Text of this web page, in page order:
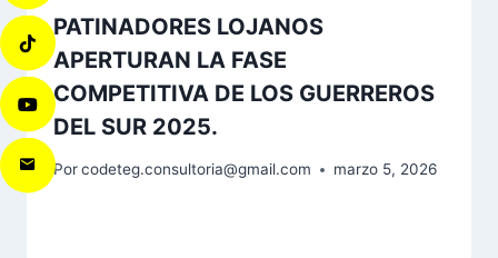
PATINADORES LOJANOS
APERTURAN LA FASE
COMPETITIVA DE LOS GUERREROS
DEL SUR 2025.
Porcodeteg.consultoria@gmail.com marzo 5, 2026